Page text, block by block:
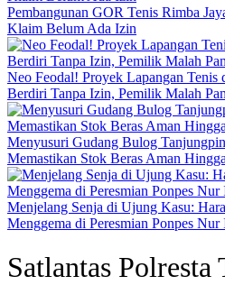
Pembangunan GOR Tenis Rimba
Klaim Belum Ada Izin
Neo Feodal! Proyek Lapangan Tenis
Berdiri Tanpa Izin, Pemilik Malah
Menyusuri Gudang Bulog
Memastikan Stok Beras Aman
Menjelang Senja di Ujung Kasu:
Menggema di Peresmian Ponpes Nur
Satlantas